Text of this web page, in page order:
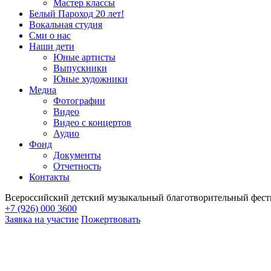
Мастер классы
Белый Пароход 20 лет!
Вокальная студия
Сми о нас
Наши дети
Юные артисты
Выпускники
Юные художники
Медиа
Фотографии
Видео
Видео с концертов
Аудио
Фонд
Документы
Отчетность
Контакты
Всероссийский детский музыкальный благотворительный
+7 (926) 000 3600
Заявка на участие Пожертвовать